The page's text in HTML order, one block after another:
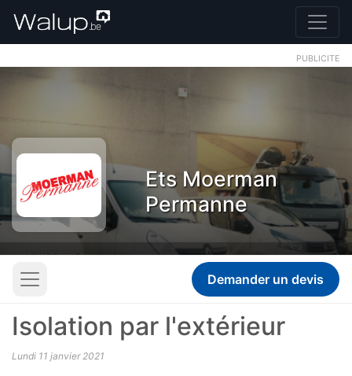
PUBLICITE
Ets Moerman
Permanne
Demander un devis
Isolation par l'extérieur
Lundi 11 janvier 2021